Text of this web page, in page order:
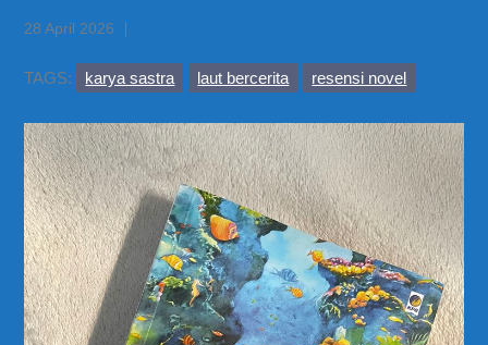
Posted
28 April 2026
TAGS: karya sastra laut bercerita resensi novel